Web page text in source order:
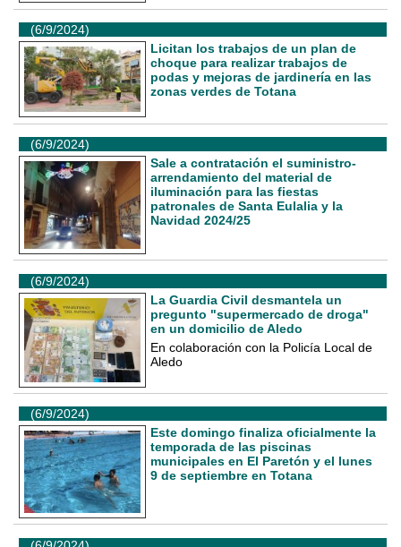
(6/9/2024)
Licitan los trabajos de un plan de
choque para realizar trabajos de
podas y mejoras de jardinería en las
zonas verdes de Totana
(6/9/2024)
Sale a contratación el suministro-
arrendamiento del material de
iluminación para las fiestas
patronales de Santa Eulalia y la
Navidad 2024/25
(6/9/2024)
La Guardia Civil desmantela un
pregunto "supermercado de droga"
en un domicilio de Aledo
En colaboración con la Policía Local de
Aledo
(6/9/2024)
Este domingo finaliza oficialmente la
temporada de las piscinas
municipales en El Paretón y el lunes
9 de septiembre en Totana